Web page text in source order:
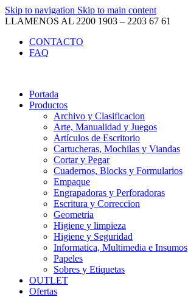
Skip to navigation Skip to main content
LLAMENOS AL 2200 1903 – 2203 67 61
CONTACTO
FAQ
Portada
Productos
Archivo y Clasificacion
Arte, Manualidad y Juegos
Artículos de Escritorio
Cartucheras, Mochilas y Viandas
Cortar y Pegar
Cuadernos, Blocks y Formularios
Empaque
Engrapadoras y Perforadoras
Escritura y Correccion
Geometria
Higiene y limpieza
Higiene y Seguridad
Informatica, Multimedia e Insumos
Papeles
Sobres y Etiquetas
OUTLET
Ofertas